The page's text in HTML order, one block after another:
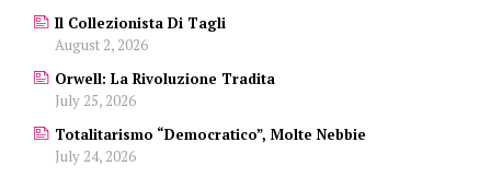
Il Collezionista Di Tagli
August 2, 2026
Orwell: La Rivoluzione Tradita
July 25, 2026
Totalitarismo “democratico”, Molte Nebbie
July 24, 2026